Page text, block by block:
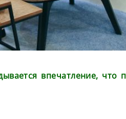
впечатление, что